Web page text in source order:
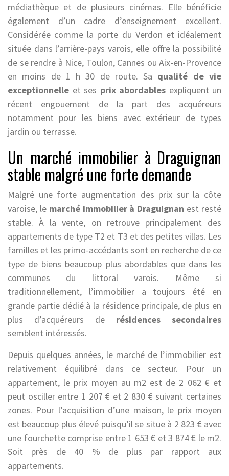
médiathèque et de plusieurs cinémas. Elle bénéficie
également d’un cadre d’enseignement excellent.
Considérée comme la porte du Verdon et idéalement
située dans l’arrière-pays varois, elle offre la possibilité
de se rendre à Nice, Toulon, Cannes ou Aix-en-Provence
en moins de 1 h 30 de route. Sa qualité de vie
exceptionnelle et ses prix abordables expliquent un
récent engouement de la part des acquéreurs
notamment pour les biens avec extérieur de types
jardin ou terrasse.
Un marché immobilier à Draguignan
stable malgré une forte demande
Malgré une forte augmentation des prix sur la côte
varoise, le marché immobilier à Draguignan est resté
stable. À la vente, on retrouve principalement des
appartements de type T2 et T3 et des petites villas. Les
familles et les primo-accédants sont en recherche de ce
type de biens beaucoup plus abordables que dans les
communes du littoral varois. Même si
traditionnellement, l’immobilier a toujours été en
grande partie dédié à la résidence principale, de plus en
plus d’acquéreurs de résidences secondaires
semblent intéressés.
Depuis quelques années, le marché de l’immobilier est
relativement équilibré dans ce secteur. Pour un
appartement, le prix moyen au m2 est de 2 062 € et
peut osciller entre 1 207 € et 2 830 € suivant certaines
zones. Pour l’acquisition d’une maison, le prix moyen
est beaucoup plus élevé puisqu’il se situe à 2 823 € avec
une fourchette comprise entre 1 653 € et 3 874 € le m2.
Soit près de 40 % de plus par rapport aux
appartements.